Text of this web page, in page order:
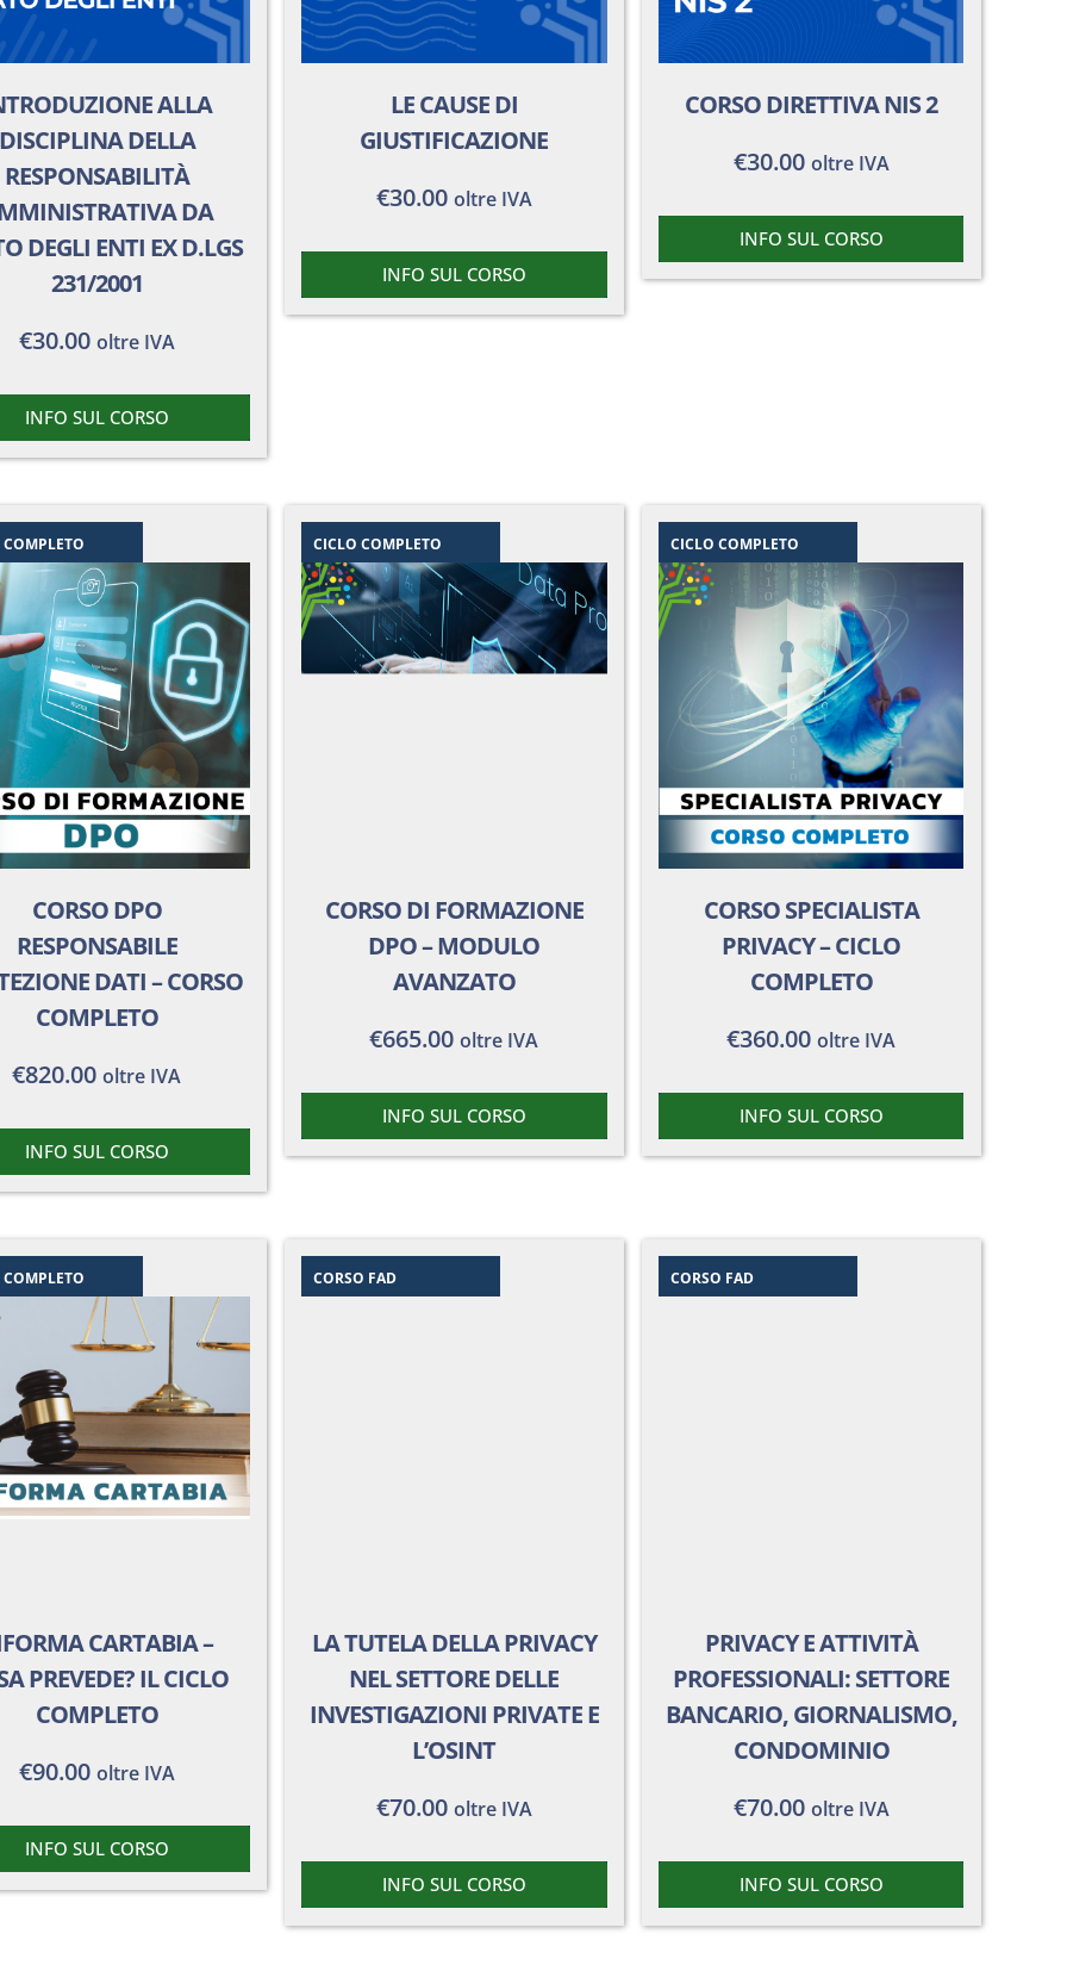
ALLA
DELLA
RESPONSABILITÀ
DA
DEGLI ENTI EX D.LGS
231/2001
€30.00 oltre IVA
INFO SUL CORSO
LE CAUSE DI
GIUSTIFICAZIONE
€30.00 oltre IVA
INFO SUL CORSO
CORSO DIRETTIVA NIS 2
€30.00 oltre IVA
INFO SUL CORSO
CORSO DPO
RESPONSABILE
DATI – CORSO
COMPLETO
€820.00 oltre IVA
INFO SUL CORSO
CICLO COMPLETO
CORSO DI FORMAZIONE
DPO – MODULO
AVANZATO
€665.00 oltre IVA
INFO SUL CORSO
CICLO COMPLETO
CORSO SPECIALISTA
PRIVACY – CICLO
COMPLETO
€360.00 oltre IVA
INFO SUL CORSO
CARTABIA –
PREVEDE? IL CICLO
COMPLETO
€90.00 oltre IVA
INFO SUL CORSO
CORSO FAD
LA TUTELA DELLA PRIVACY
NEL SETTORE DELLE
INVESTIGAZIONI PRIVATE E
L’OSINT
€70.00 oltre IVA
INFO SUL CORSO
CORSO FAD
PRIVACY E ATTIVITÀ
PROFESSIONALI: SETTORE
BANCARIO, GIORNALISMO,
CONDOMINIO
€70.00 oltre IVA
INFO SUL CORSO